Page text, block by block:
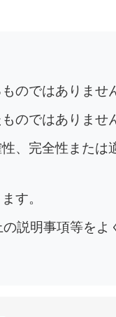
のではありませ
のではありませ
、完全性または
す。
説明事項等をよ